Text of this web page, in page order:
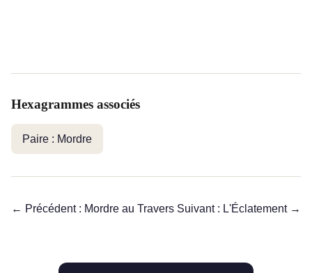
Hexagrammes associés
Paire : Mordre
← Précédent : Mordre au Travers Suivant : L'Éclatement →